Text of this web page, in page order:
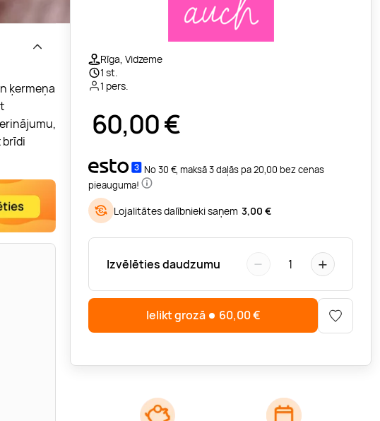
Rīga, Vidzeme
1 st.
1 pers.
60,00€
No 30 €, maksā 3 daļās pa 20,00 bez cenas
pieauguma!
Lojalitātes dalībnieki saņem 3,00 €
Izvēlēties daudzumu − 1 +
Ielikt grozā 60,00€
ķermeņa
brīdi